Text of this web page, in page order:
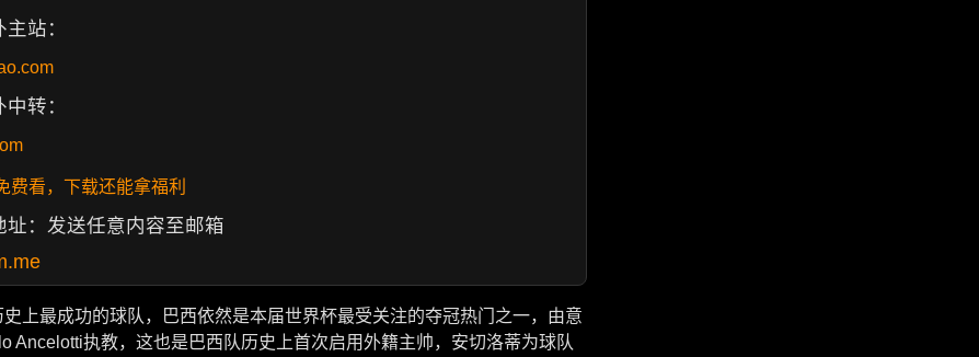
站：
转：
费看，下载还能拿福利
址：发送任意内容至邮箱
上最成功的球队，巴西依然是本届世界杯最受关注的夺冠热门之一，由意
Ancelotti执教，这也是巴西队历史上首次启用外籍主帅，安切洛蒂为球队